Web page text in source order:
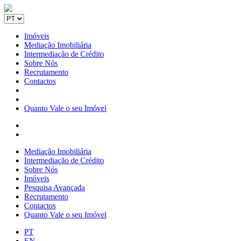
Imóveis
Mediação Imobiliária
Intermediação de Crédito
Sobre Nós
Recrutamento
Contactos
Quanto Vale o seu Imóvel
Mediação Imobiliária
Intermediação de Crédito
Sobre Nós
Imóveis
Pesquisa Avançada
Recrutamento
Contactos
Quanto Vale o seu Imóvel
PT